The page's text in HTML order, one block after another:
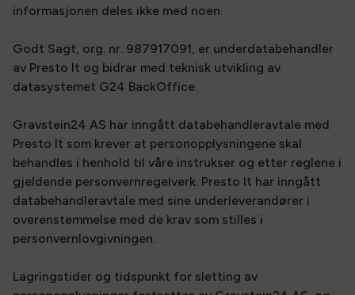
informasjonen deles ikke med noen.
Godt Sagt, org. nr. 987917091, er underdatabehandler
av Presto It og bidrar med teknisk utvikling av
datasystemet G24 BackOffice.
Gravstein24 AS har inngått databehandleravtale med
Presto It som krever at personopplysningene skal
behandles i henhold til våre instrukser og etter reglene i
gjeldende personvernregelverk. Presto It har inngått
databehandleravtale med sine underleverandører i
overenstemmelse med de krav som stilles i
personvernlovgivningen.
Lagringstider og tidspunkt for sletting av